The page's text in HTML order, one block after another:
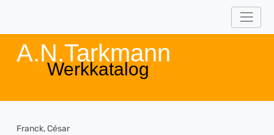
A.N.Tarkmann
Werkkatalog
Franck, César